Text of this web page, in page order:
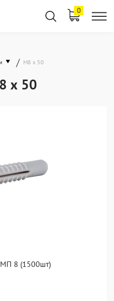
0
/ М8 х 50
х 50
8 (1500шт)